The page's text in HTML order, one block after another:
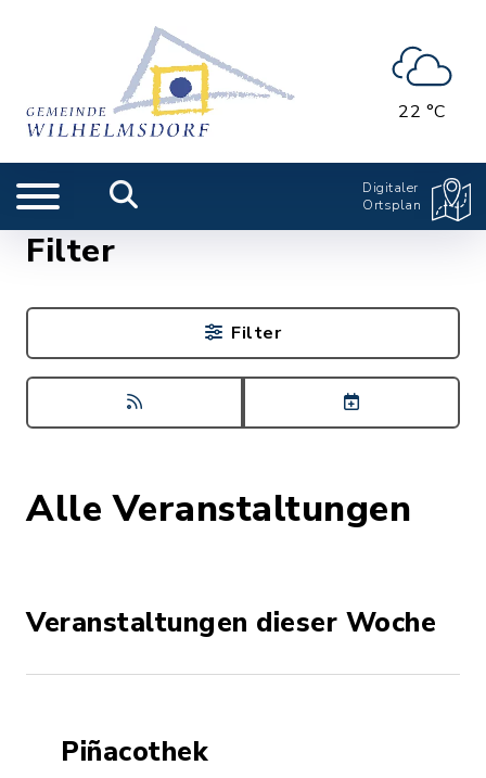
22 °C
Digitaler
Ortsplan
Alle Veranstaltungen
Veranstaltungen dieser Woche
Piñacothek
Filter
Filter